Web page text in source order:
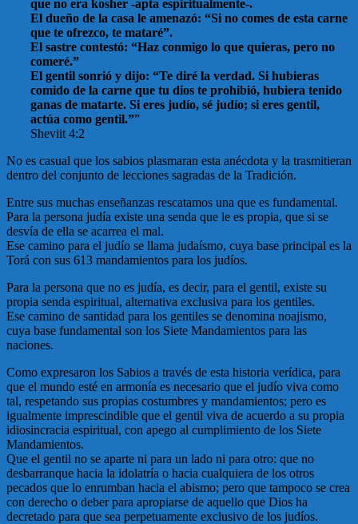
que no era kosher -apta espiritualmente-.
El dueño de la casa le amenazó: “Si no comes de esta carne
que te ofrezco, te mataré”.
El sastre contestó: “Haz conmigo lo que quieras, pero no
comeré.”
El gentil sonrió y dijo: “Te diré la verdad. Si hubieras
comido de la carne que tu dios te prohibió, hubiera tenido
ganas de matarte. Si eres judío, sé judío; si eres gentil,
actúa como gentil.””
Sheviit 4:2
No es casual que los sabios plasmaran esta anécdota y la trasmitieran
dentro del conjunto de lecciones sagradas de la Tradición.
Entre sus muchas enseñanzas rescatamos una que es fundamental.
Para la persona judía existe una senda que le es propia, que si se
desvía de ella se acarrea el mal.
Ese camino para el judío se llama judaísmo, cuya base principal es la
Torá con sus 613 mandamientos para los judíos.
Para la persona que no es judía, es decir, para el gentil, existe su
propia senda espiritual, alternativa exclusiva para los gentiles.
Ese camino de santidad para los gentiles se denomina noajismo,
cuya base fundamental son los Siete Mandamientos para las
naciones.
Como expresaron los Sabios a través de esta historia verídica, para
que el mundo esté en armonía es necesario que el judío viva como
tal, respetando sus propias costumbres y mandamientos; pero es
igualmente imprescindible que el gentil viva de acuerdo a su propia
idiosincracia espiritual, con apego al cumplimiento de los Siete
Mandamientos.
Que el gentil no se aparte ni para un lado ni para otro: que no
desbarranque hacia la idolatría o hacia cualquiera de los otros
pecados que lo enrumban hacia el abismo; pero que tampoco se crea
con derecho o deber para apropiarse de aquello que Dios ha
decretado para que sea perpetuamente exclusivo de los judíos.